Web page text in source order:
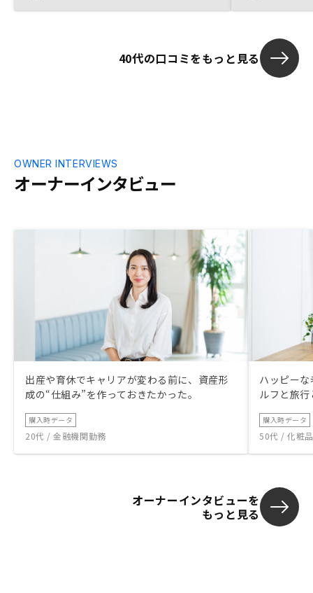
40代の口コミをもっと見る
オーナーインタビュー
OWNER INTERVIEWS
出産や育休でキャリアが変わる前に、資産形
成の“仕組み”を作っておきたかった。
購入時データ
20代 / 金融機関勤務
ハッピー
ルフと旅
購入時データ
50代 / 化粧
オーナーインタビューを
もっと見る